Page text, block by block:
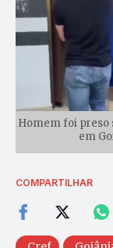
Homem foi preso
em
COMPARTILHAR